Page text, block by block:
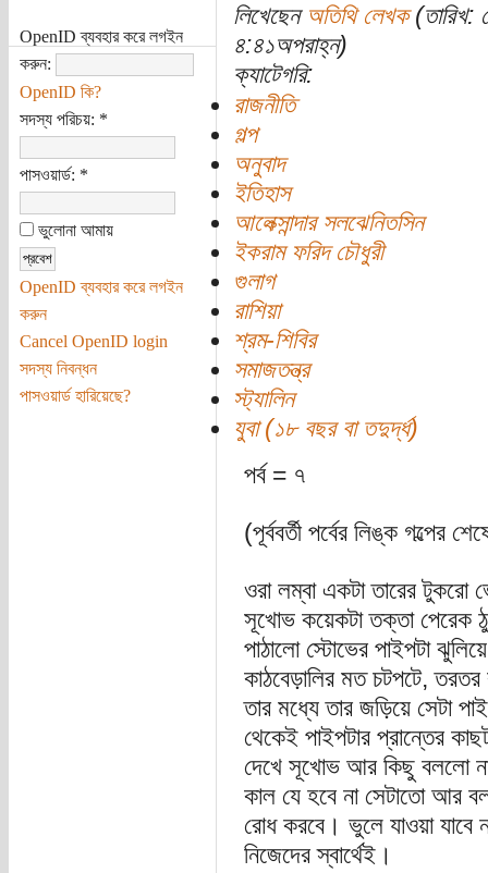
OpenID ব্যবহার করে লগইন
করুন:
OpenID কি?
সদস্য পরিচয়: *
পাসওয়ার্ড: *
ভুলোনা আমায়
OpenID ব্যবহার করে লগইন
করুন
Cancel OpenID login
সদস্য নিবন্ধন
পাসওয়ার্ড হারিয়েছে?
লিখেছেন অতিথি লেখক(তারিখ:
৪:৪১অপরাহ্ন)
ক্যাটেগরি:
রাজনীতি
গল্প
অনুবাদ
ইতিহাস
আলেক্সান্দার সলঝেনিতসিন
ইকরাম ফরিদ চৌধুরী
গুলাগ
রাশিয়া
শ্রম-শিবির
সমাজতন্ত্র
স্ট্যালিন
যুবা (১৮ বছর বা তদুর্দ্ধ)
পর্ব = ৭
(পূর্ববর্তী পর্বের লিঙ্ক গল্পের
ওরা লম্বা একটা তারের টুকরো
সূখোভ কয়েকটা তক্তা পেরেক
পাঠালো স্টোভের পাইপটা
কাঠবেড়ালির মত চটপটে,
তার মধ্যে তার জড়িয়ে সেটা
থেকেই পাইপটার প্রান্তের
দেখে সূখোভ আর কিছু বললো
কাল যে হবে না সেটাতো আর
রোধ করবে। ভুলে যাওয়া যাবে
নিজেদের স্বার্থেই।